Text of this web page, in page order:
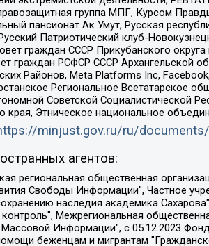
группа МПГ, Курсом
пансионат Ак Умут, Русская
Патриотический клуб-
граждан СССР Прикубанского
граждан РСФСР СССР Архангельской
Районов, Meta Platforms Inc,
Региональное Всетатарское
Советской Социалистической
края, Этническое национальное
minjust.gov.ru/ru/
агентов:
(повышение квалификации) специалистов "АКАДЕМИЯ ПО ПРАВАМ ЧЕЛОВЕКА", Свердловская региональная общественная организация "Сутяжник", Автономная некоммерческая организация "Центр независимых социологических исследований", Союз общественных объединений "Российский исследовательский центр по правам человека", Региональное общественное учреждение научно-информационный центр "МЕМОРИАЛ", Некоммерческая организация "Фонд защиты гласности", Автономная некоммерческая организация "Институт прав человека", Городская общественная организация "Екатеринбургское общество "МЕМОРИАЛ", Городская общественная организация "Рязанское историко-просветительское и правозащитное общество "Мемориал" (Рязанский Мемориал), Челябинский региональный орган общественной самодеятельности – женское общественное объединение "Женщины Евразии", Челябинский региональный орган общественной самодеятельности "Уральская правозащитная группа", Фонд содействия защите здоровья и социальной справедливости имени Андрея Рылькова, Автономная Некоммерческая Организация "Аналитический Центр Юрия Левады", Автономная некоммерческая организация социальной поддержки населения "Проект Апрель", Региональная общественная организация помощи женщинам и детям, находящимся в кризисной ситуации "Информационно-методический центр "Анна", Фонд содействия развитию массовых коммуникаций и правовому просвещению "Так-так-Так", Фонд содействия устойчивому развитию "Серебряная тайга", Свердловский региональный общественный фонд социальных проектов "Новое время", "Idel.Реалии", Кавказ.Реалии, Крым.Реалии, Телеканал Настоящее Время, Татаро-башкирская служба Радио Свобода (Azatliq Radiosi), Радио Свободная Европа/Радио Свобода (PCE/PC), "Сибирь.Реалии", "Фактограф", Благотворительный фонд помощи осужденным и их семьям, Автономная некоммерческая организация "Институт глобализации и социальных движений", Фонд "В защиту прав заключенных", Частное учреждение "Центр поддержки и содействия развитию средств массовой информации", Пензенский региональный общественный благотворительный фонд "Гражданский союз", "Север.Реалии", Некоммерческая организация Фонд "Правовая инициатива", Общество с ограниченной ответственностью "Радио Свободная Европа/Радио Свобода", Чешское информационное агентство "MEDIUM-ORIENT", Красноярская региональная общественная организация "Мы против СПИДа", Камалягин Денис Николаевич, Маркелов Сергей Евгеньевич, Пономарев Лев